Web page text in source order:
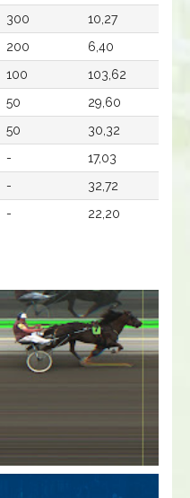
300
10,27
200
6,40
100
103,62
50
29,60
50
30,32
-
17,03
-
32,72
- 22,20